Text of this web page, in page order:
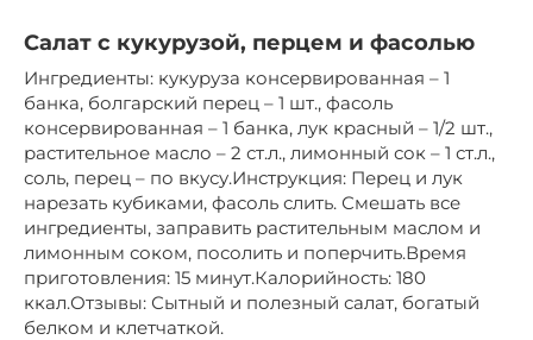
Салат с кукурузой, перцем и фасолью
Ингредиенты: кукуруза консервированная – 1
банка, болгарский перец – 1 шт., фасоль
консервированная – 1 банка, лук красный – 1/2 шт.,
растительное масло – 2 ст.л., лимонный сок – 1 ст.л.,
соль, перец – по вкусу.Инструкция: Перец и лук
нарезать кубиками, фасоль слить. Смешать все
ингредиенты, заправить растительным маслом и
лимонным соком, посолить и поперчить.Время
приготовления: 15 минут.Калорийность: 180
ккал.Отзывы: Сытный и полезный салат, богатый
белком и клетчаткой.